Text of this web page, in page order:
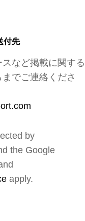
付先
など掲載に関する
でご連絡くださ
by
the Google
apply.